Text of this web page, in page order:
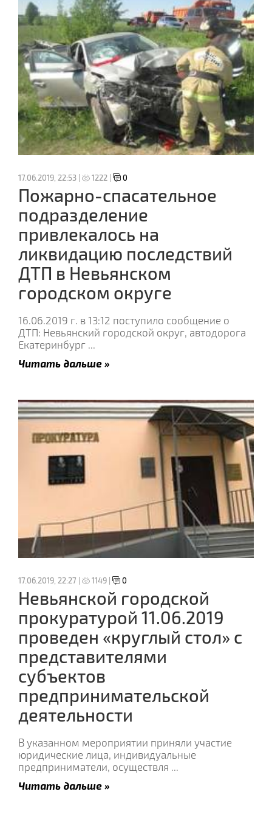
17.06.2019, 22:53 | 1222 | 0
Пожарно-спасательное
подразделение
привлекалось на
ликвидацию последствий
ДТП в Невьянском
городском округе
16.06.2019 г. в 13:12 поступило сообщение о
ДТП: Невьянский городской округ, автодорога
Екатеринбург ...
Читать дальше »
17.06.2019, 22:27 | 1149 | 0
Невьянской городской
прокуратурой 11.06.2019
проведен «круглый стол» с
представителями
субъектов
предпринимательской
деятельности
В указанном мероприятии приняли участие
юридические лица, индивидуальные
предприниматели, осуществля ...
Читать дальше »